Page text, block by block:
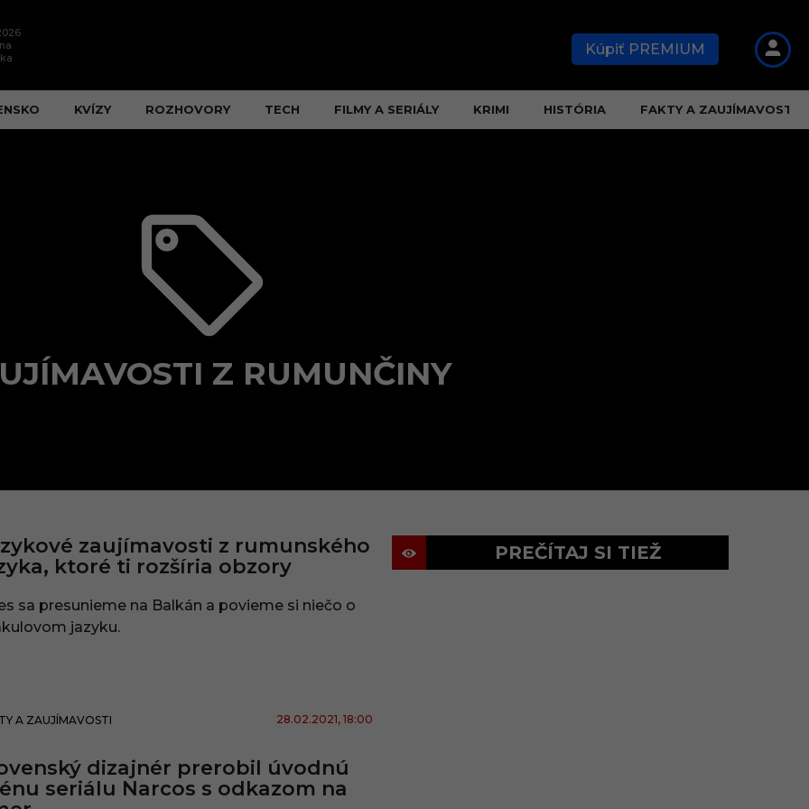
Kúpiť PREMIUM
KVÍZY ROZHOVORY TECH FILMY A SERIÁLY KRIMI HISTÓRIA FAKTY A ZAUJÍMAVOSTI
Z RUMUNČINY
zaujímavosti z rumunského
ktoré ti rozšíria obzory
sa presunieme na Balkán a povieme si niečo o
jazyku.
A ZAUJÍMAVOSTI 28.02.2021, 18:00
dizajnér prerobil úvodnú
seriálu Narcos s odkazom na
PREČÍTAJ SI TIEŽ